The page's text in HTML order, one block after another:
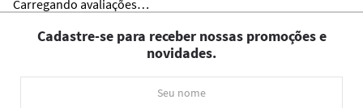
Carregando avaliações…
Cadastre-se para receber nossas promoções e
novidades.